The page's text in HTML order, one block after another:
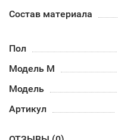
Состав материала
Пол
Модель М
Модель
Артикул